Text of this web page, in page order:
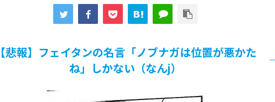
超能力が使えるようになったので限界まで極める事にした件 その２
敵「ダンクーガは合体するまでが長過ぎてつまらない」←合体する前から面白いんだよなぁ
【悲報】フェイタンの名言「ノブナガは位置が悪かた
ね」しかない（なんj）